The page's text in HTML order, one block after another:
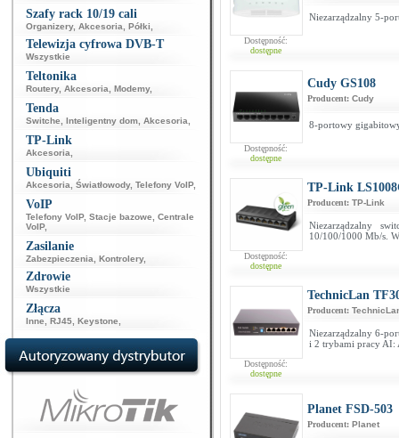
Szafy rack 10/19 cali
Organizery, Akcesoria Półki
Telewizja cyfrowa DVB-T
Wszystkie
Teltonika
Routery, Akcesoria Modemy,
Tenda
Switche Inteligentny dom Akcesoria
TP-Link
Akcesoria
Ubiquiti
Akcesoria Światłowody, Telefony VoIP,
VoIP
Telefony VoIP, Stacje bazowe
Centrale
VoIP,
Zasilanie
Zabezpieczenia Kontrolery,
Zdrowie
Wszystkie
Złącza
Inne RJ45 Keystone
Dostępność:
dostępne
Niezarządzalny 5-
Dostępność:
dostępne
Cudy GS108
Producent: Cudy
8-portowy
Dostępność:
dostępne
TP-Link
Producent: TP-Link
Niezarządzalny
10/100/1000 Mb/s.
Dostępność:
dostępne
TechnicLan
Producent:
Niezarządzalny 6-
i 2 trybami pracy
Planet FSD-503
Producent: Planet